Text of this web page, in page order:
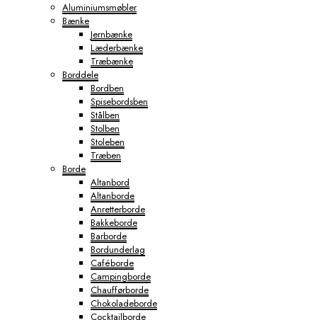
Aluminiumsmøbler
Bænke
Jernbænke
Læderbænke
Træbænke
Borddele
Bordben
Spisebordsben
Stålben
Stolben
Stoleben
Træben
Borde
Altanbord
Altanborde
Anretterborde
Bakkeborde
Barborde
Bordunderlag
Caféborde
Campingborde
Chaufførborde
Chokoladeborde
Cocktailborde